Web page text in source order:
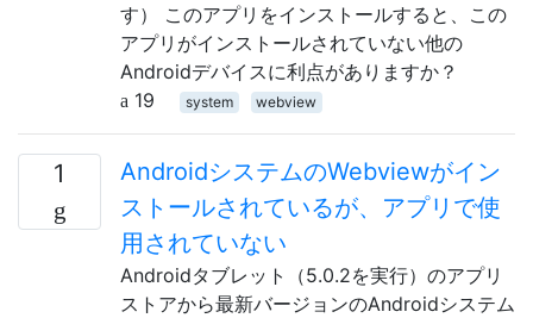
す） このアプリをインストールすると、この
アプリがインストールされていない他の
Androidデバイスに利点がありますか？
19
system webview
1
AndroidシステムのWebviewがイン
ストールされているが、アプリで使
用されていない
Androidタブレット（5.0.2を実行）のアプリ
ストアから最新バージョンのAndroidシステム